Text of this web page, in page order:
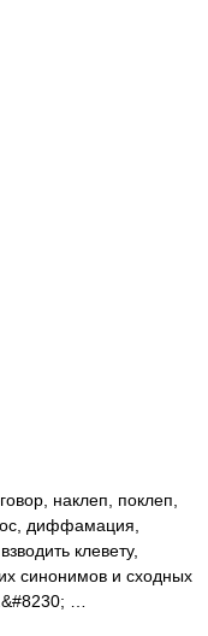
наклеп, поклеп,
диффамация,
клевету,
синонимов и сходных
…